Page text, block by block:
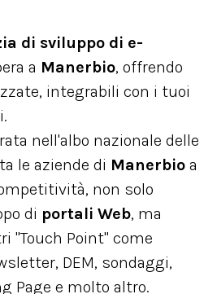
di sviluppo di e-
a Manerbio, offrendo
integrabili con i tuoi
nell'albo nazionale delle
le aziende di Manerbio a
non solo
di portali Web, ma
"Touch Point" come
DEM, sondaggi,
Page e molto altro.